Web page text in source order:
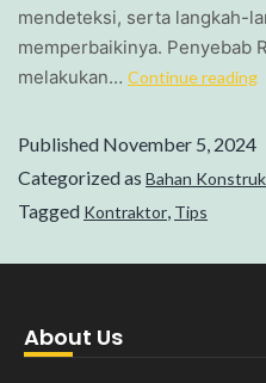
mendeteksi, serta langkah-
memperbaikinya. Penyebab
melakukan… Continue reading
Published November 5, 2024
Categorized as Bahan
Tagged Kontraktor, Tips
About Us